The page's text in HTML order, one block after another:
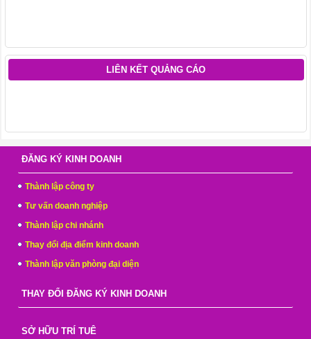
LIÊN KẾT QUẢNG CÁO
ĐĂNG KÝ KINH DOANH
Thành lập công ty
Tư vấn doanh nghiệp
Thành lập chi nhánh
Thay đổi địa điểm kinh doanh
Thành lập văn phòng đại diện
THAY ĐỔI ĐĂNG KÝ KINH DOANH
SỞ HỮU TRÍ TUÊ